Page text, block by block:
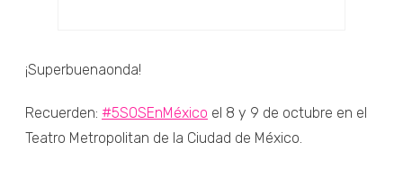
¡Superbuenaonda!
Recuerden: #5SOSEnMéxico el 8 y 9 de octubre en el
Teatro Metropolitan de la Ciudad de México.